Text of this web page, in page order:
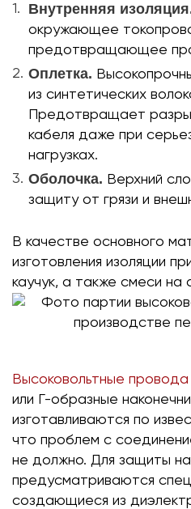
Внутренняя
окружающее
предотвращающее
Оплетка.
из синтетических
Предотвращает
кабеля даже при
нагрузках.
Оболочка. Верхний
защиту от грязи и
В качестве основного
изготовления изоляции
каучук, а также смеси на
Высоковольтные провода
или Г-образные
изготавливаются по
что проблем с
не должно. Для защиты
предусматриваются
создающиеся из